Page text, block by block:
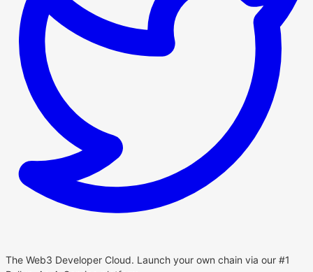
The Web3 Developer Cloud. Launch your own chain via our #1